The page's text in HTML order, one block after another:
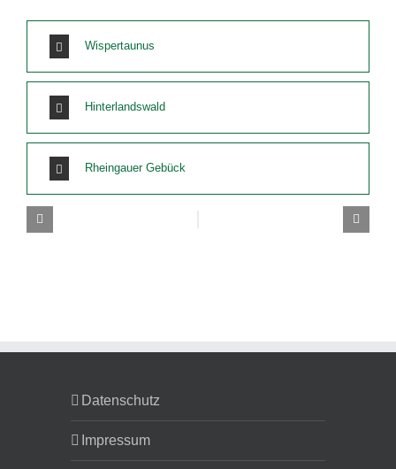
Wispertaunus
Hinterlandswald
Rheingauer Gebück
Datenschutz
Impressum